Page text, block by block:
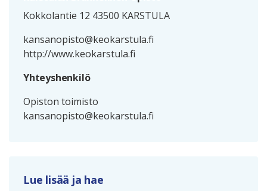
Kokkolantie 12 43500 KARSTULA
kansanopisto@keokarstula.fi
http://www.keokarstula.fi
Yhteyshenkilö
Opiston toimisto
kansanopisto@keokarstula.fi
Lue lisää ja hae